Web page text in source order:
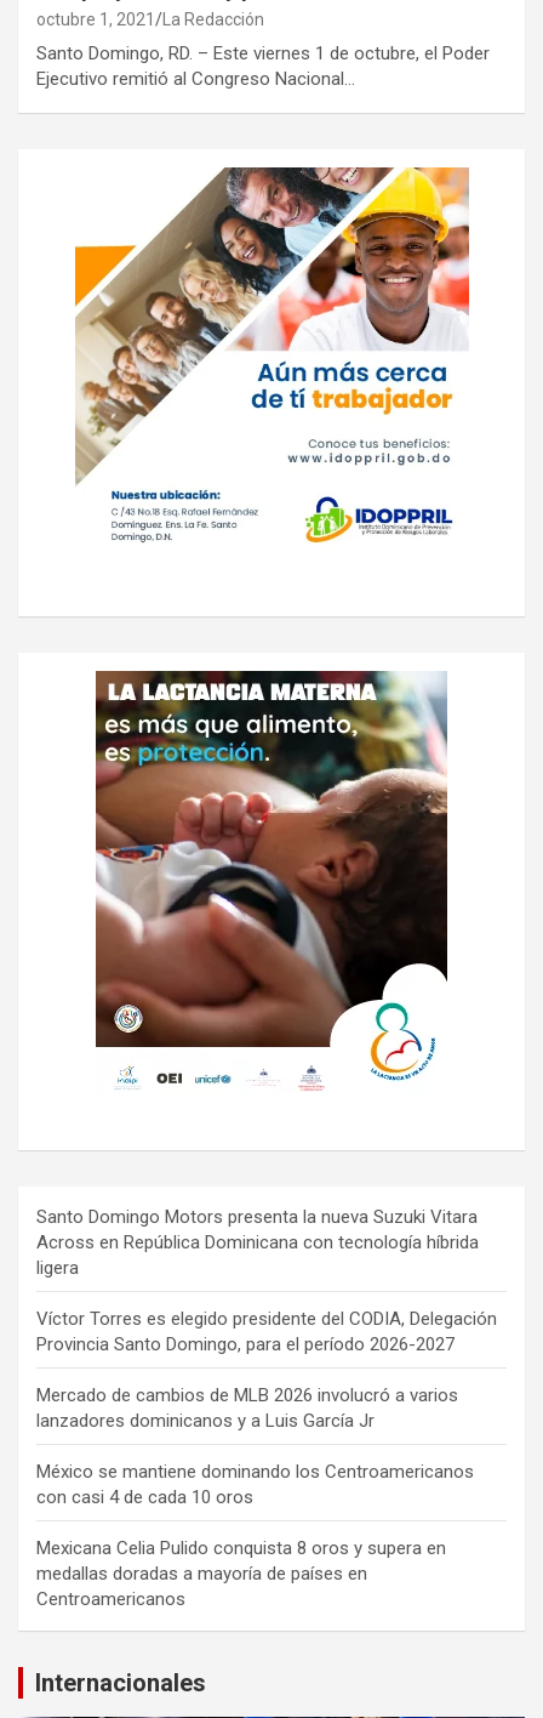
octubre 1, 2021 La Redacción
Santo Domingo, RD. – Este viernes 1 de octubre, el Poder
Ejecutivo remitió al Congreso Nacional…
Santo Domingo Motors presenta la nueva Suzuki Vitara
Across en República Dominicana con tecnología híbrida
ligera
Víctor Torres es elegido presidente del CODIA, Delegación
Provincia Santo Domingo, para el período 2026-2027
Mercado de cambios de MLB 2026 involucró a varios
lanzadores dominicanos y a Luis García Jr
México se mantiene dominando los Centroamericanos
con casi 4 de cada 10 oros
Mexicana Celia Pulido conquista 8 oros y supera en
medallas doradas a mayoría de países en
Centroamericanos
Internacionales